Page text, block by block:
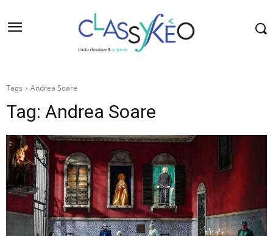
Tags Andrea Soare
Tag: Andrea Soare